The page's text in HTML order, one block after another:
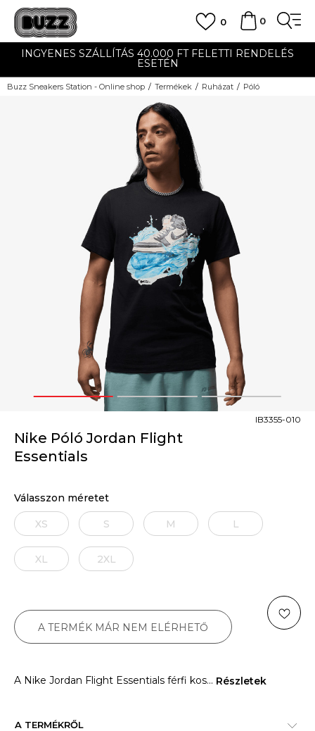
0
0
INGYENES SZÁLLÍTÁS 40.000 FT FELETTI RENDELÉS
ESETÉN
Buzz Sneakers Station - Online shop Termékek Ruházat Póló
1 2 3
Nike Póló Jordan Flight
Essentials
IB3355-010
Válasszon méretet
XS S M L
XL 2XL
A TERMÉK MÁR NEM ELÉRHETŐ
A Nike Jordan Flight Essentials férfi kos... Részletek
A TERMÉKRŐL